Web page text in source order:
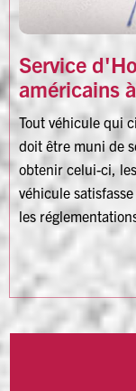
Service
américains
Tout véhicule qui
doit être muni de
obtenir celui-ci,
véhicule
les